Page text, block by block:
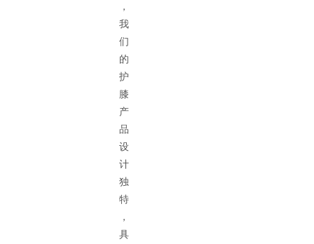
，
我
们
的
护
膝
产
品
设
计
独
特
，
具